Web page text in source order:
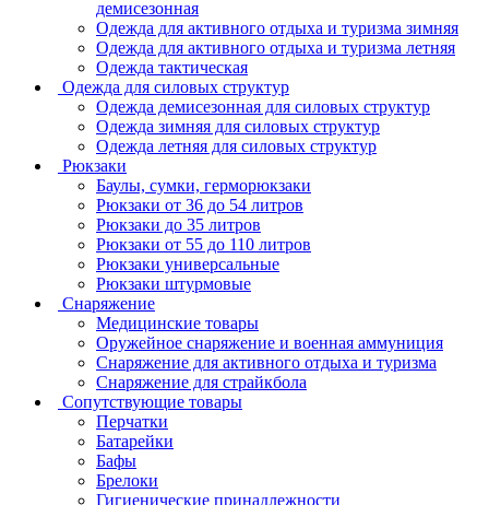
демисезонная
Одежда для активного отдыха и туризма зимняя
Одежда для активного отдыха и туризма летняя
Одежда тактическая
Одежда для силовых структур
Одежда демисезонная для силовых структур
Одежда зимняя для силовых структур
Одежда летняя для силовых структур
Рюкзаки
Баулы, сумки, герморюкзаки
Рюкзаки от 36 до 54 литров
Рюкзаки до 35 литров
Рюкзаки от 55 до 110 литров
Рюкзаки универсальные
Рюкзаки штурмовые
Снаряжение
Медицинские товары
Оружейное снаряжение и военная аммуниция
Снаряжение для активного отдыха и туризма
Снаряжение для страйкбола
Сопутствующие товары
Перчатки
Батарейки
Бафы
Брелоки
Гигиенические принадлежности